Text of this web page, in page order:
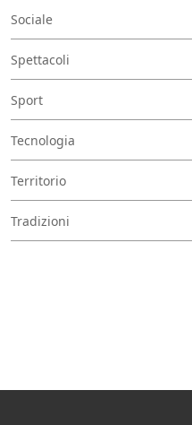
Sociale
Spettacoli
Sport
Tecnologia
Territorio
Tradizioni